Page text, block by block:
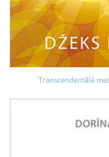
Transcendentālā